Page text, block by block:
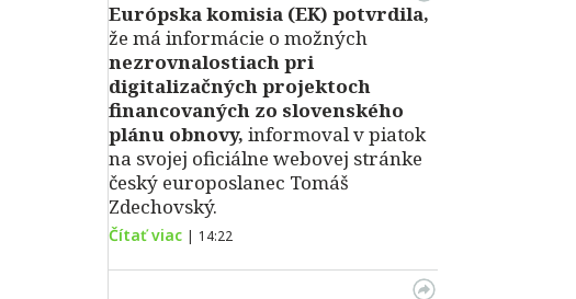
Európska komisia (EK) potvrdila,
že má informácie o možných
nezrovnalostiach pri
digitalizačných projektoch
financovaných zo slovenského
plánu obnovy, informoval v piatok
na svojej oficiálne webovej stránke
český europoslanec Tomáš
Zdechovský.
Čítať viac | 14:22